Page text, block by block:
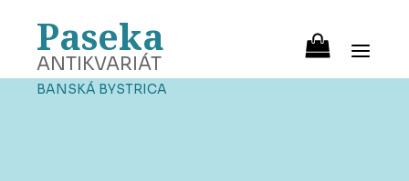
Paseka
ANTIKVARIÁT
BANSKÁ BYSTRICA